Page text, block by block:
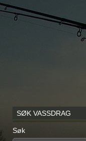
SØK VASSDRAG
Søk